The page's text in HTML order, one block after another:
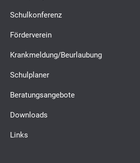
Schulkonferenz
Förderverein
Krankmeldung/Beurlaubung
Schulplaner
Beratungsangebote
Downloads
Links